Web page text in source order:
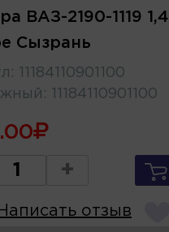
ВАЗ-2190-1119 1,4
Сызрань
:
11184110901100
: 11184110901100
+
Написать отзыв